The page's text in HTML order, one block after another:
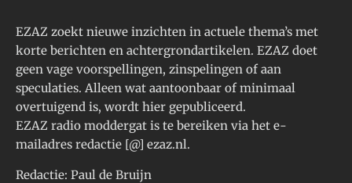
EZAZ zoekt nieuwe inzichten in actuele thema’s met
korte berichten en achtergrondartikelen. EZAZ doet
geen vage voorspellingen, zinspelingen of aan
speculaties. Alleen wat aantoonbaar of minimaal
overtuigend is, wordt hier gepubliceerd.
EZAZ radio moddergat is te bereiken via het e-
mailadres redactie [@] ezaz.nl.
Redactie: Paul de Bruijn